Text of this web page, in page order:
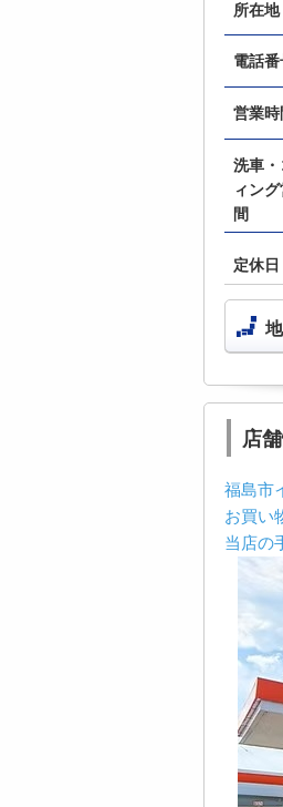
所在地
電話番
営業時
洗車
ィン
間
定休日
店
福島市
お買い
当店の